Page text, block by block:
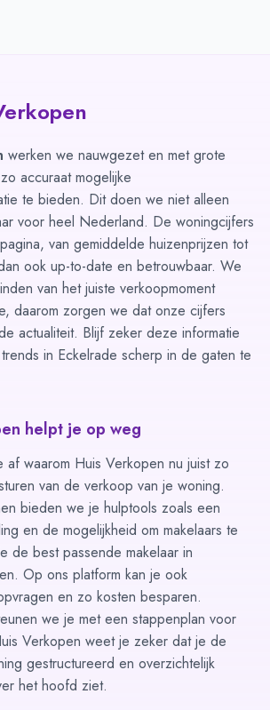
werken we nauwgezet en met grote
accuraat mogelijke
te bieden. Dit doen we niet alleen
voor heel Nederland. De woningcijfers
van gemiddelde huizenprijzen tot
ook up-to-date en betrouwbaar. We
van het juiste verkoopmoment
daarom zorgen we dat onze cijfers
actualiteit. Blijf zeker deze informatie
in Eckelrade scherp in de gaten te
helpt je op weg
af waarom Huis Verkopen nu juist zo
van de verkoop van je woning.
bieden we je hulptools zoals een
en de mogelijkheid om makelaars te
de best passende makelaar in
Op ons platform kan je ook
en zo kosten besparen.
we je met een stappenplan voor
Verkopen weet je zeker dat je de
gestructureerd en overzichtelijk
het hoofd ziet.